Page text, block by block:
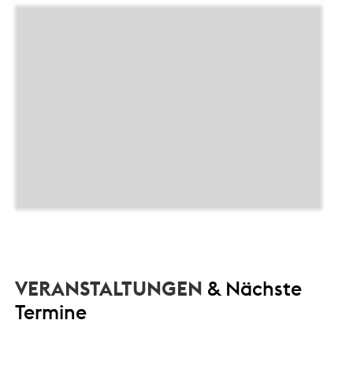
VERANSTALTUNGEN & Nächste
Termine